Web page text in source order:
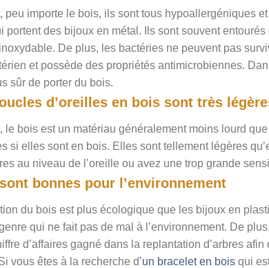
peu importe le bois, ils sont tous hypoallergéniques
portent des bijoux en métal. Ils sont souvent
De plus, les bactéries ne peuvent pas
et possède des propriétés antimicrobiennes.
sûr de porter du bois.
d’oreilles en bois sont très
le bois est un matériau généralement moins lourd
si elles sont en bois. Elles sont tellement légères
au niveau de l’oreille ou avez une trop grande
bonnes pour l’environnement
du bois est plus écologique que les bijoux en
qui ne fait pas de mal à l’environnement. De
d’affaires gagné dans la replantation d’arbres
vous êtes à la recherche d’un bracelet en bois qui